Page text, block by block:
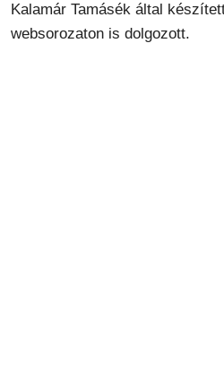
Kalamár Tamásék által
websorozaton is dolgozott.